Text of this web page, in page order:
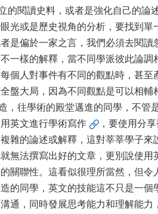
閱讀史料，或者是強化自己的論
光或是歷史視角的分析，要找到
是偏於一家之言，我們必須去閱
一樣的解釋，當不同學派彼此論
個人對事件有不同的觀點時，甚
盤大局，因為不同觀點是可以相輔
往學術的殿堂邁進的同學，不管
英文進行學術寫作
，要使用分
雜的論述或解釋，這對莘莘學子
無法撰寫出好的文章，更別說使
關聯性。這看似很理所當然，但
的同學，英文的技能這不只是一
通，同時發展思考能力和理解能